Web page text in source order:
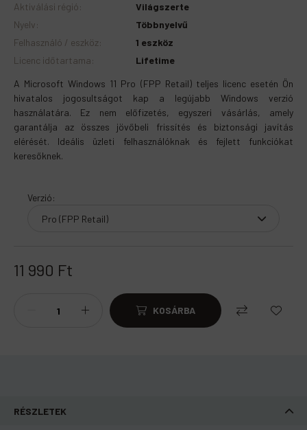
Aktiválási régió:
Világszerte
Nyelv:
Többnyelvű
Felhasználó / eszköz:
1 eszköz
Licenc időtartama:
Lifetime
A Microsoft Windows 11 Pro (FPP Retail) teljes licenc esetén Ön
hivatalos jogosultságot kap a legújabb Windows verzió
használatára. Ez nem előfizetés, egyszeri vásárlás, amely
garantálja az összes jövőbeli frissítés és biztonsági javítás
elérését. Ideális üzleti felhasználóknak és fejlett funkciókat
keresőknek.
Verzió:
11 990 Ft
KOSÁRBA
RÉSZLETEK